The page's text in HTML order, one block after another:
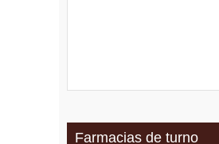
Farmacias de turno